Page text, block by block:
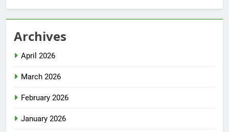
Archives
April 2026
March 2026
February 2026
January 2026